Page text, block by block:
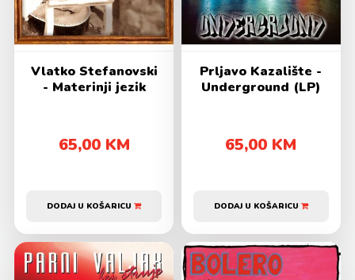
Vlatko Stefanovski
- Materinji jezik
65,00 KM
DODAJ U KOŠARICU
Prljavo Kazalište -
Underground (LP)
65,00 KM
DODAJ U KOŠARICU